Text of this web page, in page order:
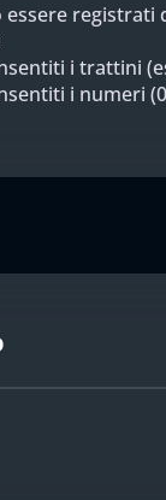
essere registrati
i trattini
i numeri